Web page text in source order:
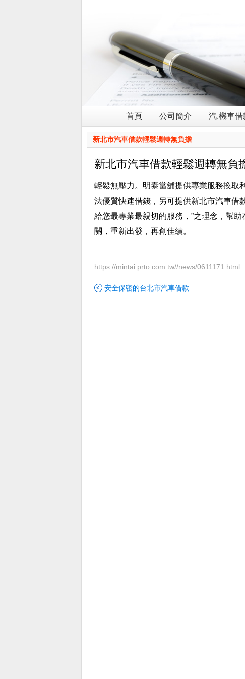
首頁 公司簡介 汽.機車借
新北市汽車借款輕鬆週轉無負擔
新北市汽車借款輕鬆週轉無負
輕鬆無壓力。明泰當舖提供專業服務換取
法優質快速借錢，另可提供新北市汽車借
給您最專業最親切的服務，”之理念，幫
關，重新出發，再創佳績。
https://mintai.prto.com.tw//news/0611171.html
安全保密的台北市汽車借款